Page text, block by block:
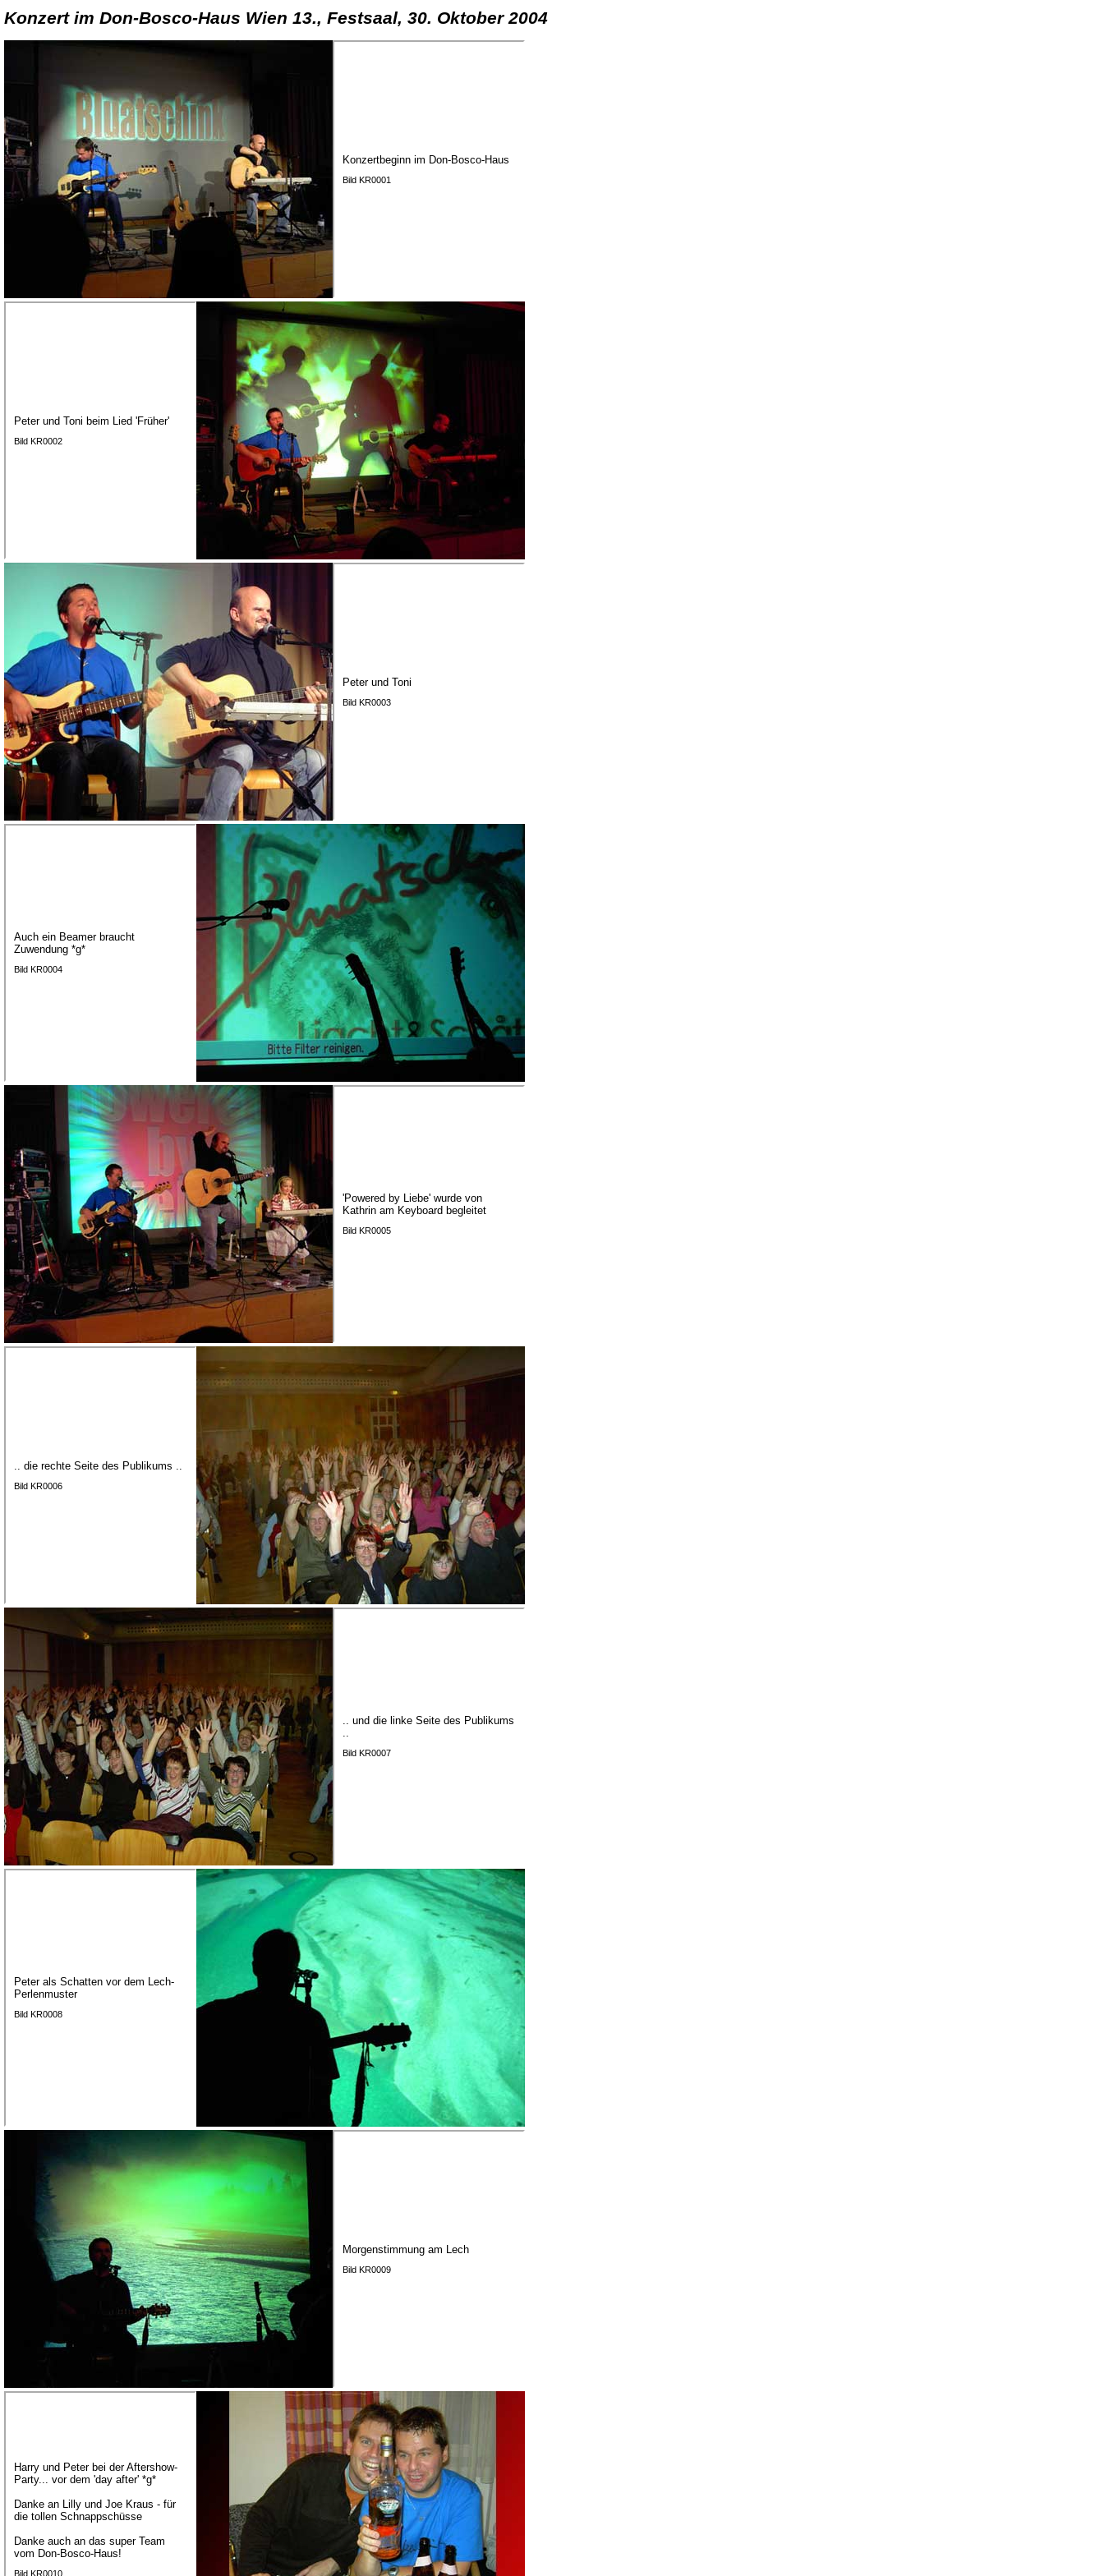
Konzert im Don-Bosco-Haus Wien 13., Festsaal, 30. Oktober 2004
Konzertbeginn im Don-Bosco-Haus
Bild KR0001
Peter und Toni beim Lied 'Früher'
Bild KR0002
Peter und Toni
Bild KR0003
Auch ein Beamer braucht
Zuwendung *g*
Bild KR0004
'Powered by Liebe' wurde von
Kathrin am Keyboard begleitet
Bild KR0005
.. die rechte Seite des Publikums ..
Bild KR0006
.. und die linke Seite des Publikums
..
Bild KR0007
Peter als Schatten vor dem Lech-
Perlenmuster
Bild KR0008
Morgenstimmung am Lech
Bild KR0009
Harry und Peter bei der Aftershow-
Party... vor dem 'day after' *g*
Danke an Lilly und Joe Kraus - für
die tollen Schnappschüsse
Danke auch an das super Team
vom Don-Bosco-Haus!
Bild KR0010